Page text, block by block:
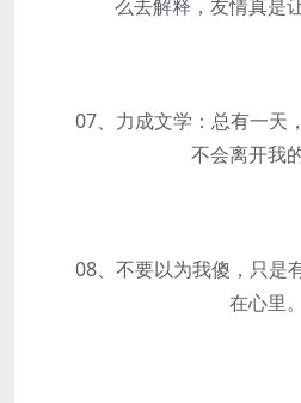
么去解释，友情真是
07、力成文学：总有一天
不会离开我的
08、不要以为我傻，只是
在心里。